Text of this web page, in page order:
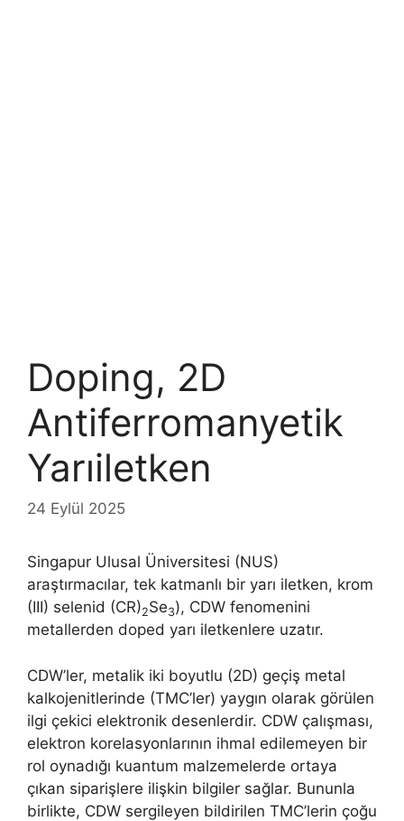
Doping, 2D
Antiferromanyetik
Yarıiletken
24 Eylül 2025
Singapur Ulusal Üniversitesi (NUS)
araştırmacılar, tek katmanlı bir yarı iletken, krom
(III) selenid (CR)2Se3), CDW fenomenini
metallerden doped yarı iletkenlere uzatır.
CDW’ler, metalik iki boyutlu (2D) geçiş metal
kalkojenitlerinde (TMC’ler) yaygın olarak görülen
ilgi çekici elektronik desenlerdir. CDW çalışması,
elektron korelasyonlarının ihmal edilemeyen bir
rol oynadığı kuantum malzemelerde ortaya
çıkan siparişlere ilişkin bilgiler sağlar. Bununla
birlikte, CDW sergileyen bildirilen TMC’lerin çoğu